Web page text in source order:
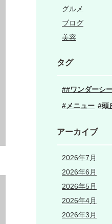
グルメ
ブログ
美容
タグ
#ワンダーシ
メニュー
頭
アーカイブ
2026年7月
2026年6月
2026年5月
2026年4月
2026年3月